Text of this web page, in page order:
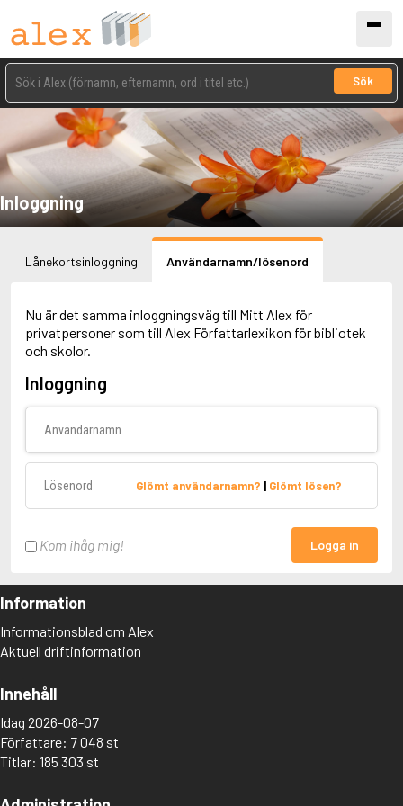
Sök
Inloggning
Lånekortsinloggning Användarnamn/lösenord
Nu är det samma inloggningsväg till Mitt Alex för
privatpersoner som till Alex Författarlexikon för bibliotek
och skolor.
Inloggning
Glömt användarnamn? | Glömt lösen?
Kom ihåg mig! Logga in
Information
Informationsblad om Alex
Aktuell driftinformation
Innehåll
Idag 2026-08-07
Författare: 7 048 st
Titlar: 185 303 st